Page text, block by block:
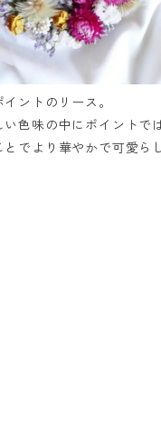
ントのリース。
色味の中にポイントで
とでより華やかで可愛ら